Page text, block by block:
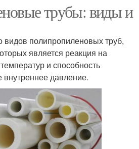
трубы: виды и
видов полипропиленовых труб,
является реакция на
и способность
давление.